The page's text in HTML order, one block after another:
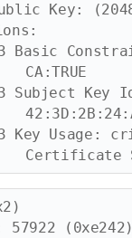
57922 (0xe242)